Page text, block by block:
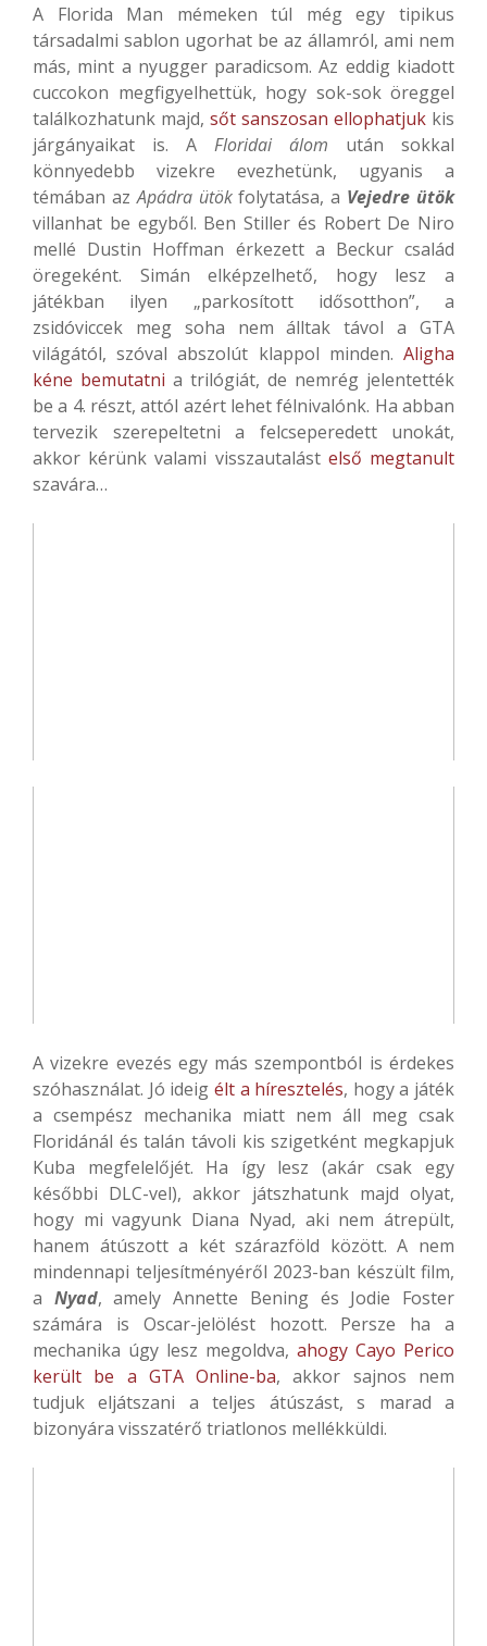
A Florida Man mémeken túl még egy tipikus
társadalmi sablon ugorhat be az államról, ami nem
más, mint a nyugger paradicsom. Az eddig kiadott
cuccokon megfigyelhettük, hogy sok-sok öreggel
találkozhatunk majd, sőt sanszosan ellophatjuk kis
járgányaikat is. A Floridai álom után sokkal
könnyedebb vizekre evezhetünk, ugyanis a
témában azApádra ütökfolytatása, a Vejedre ütök
villanhat be egyből. Ben Stiller és Robert De Niro
mellé Dustin Hoffman érkezett a Beckur család
öregeként. Simán elképzelhető, hogy lesz a
játékban ilyen „parkosított idősotthon”, a
zsidóviccek meg soha nem álltak távol a GTA
világától, szóval abszolút klappol minden. Aligha
kéne bemutatni a trilógiát, de nemrég jelentették
be a 4. részt, attól azért lehet félnivalónk. Ha abban
tervezik szerepeltetni a felcseperedett unokát,
akkor kérünk valami visszautalást első megtanult
szavára…
A vizekre evezés egy más szempontból is érdekes
szóhasználat. Jó ideig élt a híresztelés, hogy a játék
a csempész mechanika miatt nem áll meg csak
Floridánál és talán távoli kis szigetként megkapjuk
Kuba megfelelőjét. Ha így lesz (akár csak egy
későbbi DLC-vel), akkor játszhatunk majd olyat,
hogy mi vagyunk Diana Nyad, aki nem átrepült,
hanem átúszott a két szárazföld között. A nem
mindennapi teljesítményéről 2023-ban készült film,
a Nyad, amely Annette Bening és Jodie Foster
számára is Oscar-jelölést hozott. Persze ha a
mechanika úgy lesz megoldva, ahogy Cayo Perico
került be a GTA Online-ba, akkor sajnos nem
tudjuk eljátszani a teljes átúszást, s marad a
bizonyára visszatérő triatlonos mellékküldi.